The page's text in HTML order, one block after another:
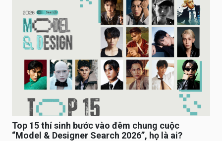
Top 15 thí sinh bước vào đêm chung cuộc
“Model & Designer Search 2026”, họ là ai?